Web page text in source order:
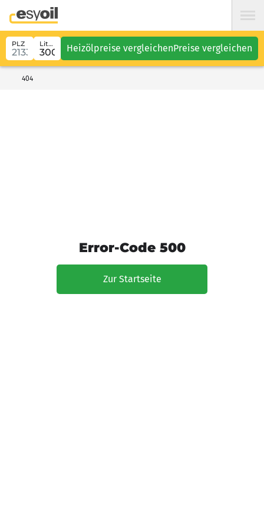
PLZ Liter Heizölpreise vergleichenPreise vergleichen
404
Error-Code 500
Zur Startseite